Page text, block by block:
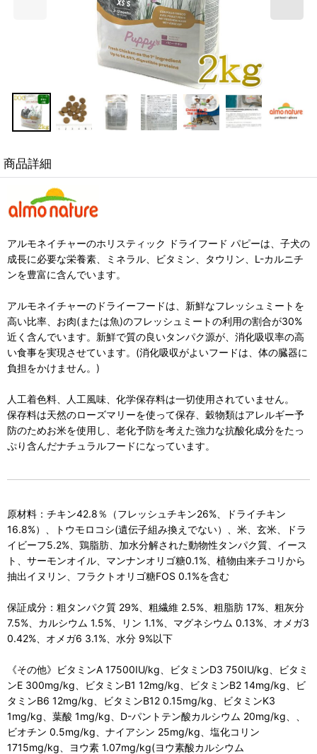
商品詳細
アルモネイチャーのホリスティック ドライフード パピーは、子犬の
成長に必要な栄養素、ミネラル、ビタミン、タウリン、L-カルニチ
ンを豊富に含んでいます。
アルモネイチャーのドライーフードは、新鮮なフレッシュミートを
高い比率、お肉(または魚)のフレッシュミートの利用の割合が30%
近く含んでいます。新鮮で質の良いタンパク源が、消化吸収率の高
い食事を実現させています。(消化吸収がよいフードは、体の臓器に
負担をかけません。)
人工着色料、人工風味、化学保存料は一切使用されていません。
保存料は天然のローズマリーを使って保存、穀物類はアレルギー予
防のためお米を使用し、老化予防を考えた強力な抗酸化成分をたっ
ぷり含んだナチュラルフードになっています。
原材料：チキン42.8％（フレッシュチキン26%、ドライチキン
16.8%）、トウモロコシ(遺伝子組み換えでない）、米、玄米、ドラ
イビーフ5.2%、鶏脂肪、加水分解された動物性タンパク質、イース
ト、サーモンオイル、マンナンオリゴ糖0.1%、植物由来チコリから
抽出イヌリン、フラクトオリゴ糖FOS 0.1%を含む
保証成分：粗タンパク質 29%、粗繊維 2.5%、粗脂肪 17%、粗灰分
7.5%、カルシウム 1.5%、リン 1.1%、マグネシウム 0.13%、オメガ3
0.42%、オメガ6 3.1%、水分 9%以下
《その他》ビタミンA 17500IU/kg、ビタミンD3 750IU/kg、ビタミ
ンE 300mg/kg、ビタミンB1 12mg/kg、ビタミンB2 14mg/kg、ビ
タミンB6 12mg/kg、ビタミンB12 0.15mg/kg、ビタミンK3
1mg/kg、葉酸 1mg/kg、D-パントテン酸カルシウム 20mg/kg、、
ビオチン 0.5mg/kg、ナイアシン 25mg/kg、塩化コリン
1715mg/kg、ヨウ素 1.07mg/kg(ヨウ素酸カルシウム